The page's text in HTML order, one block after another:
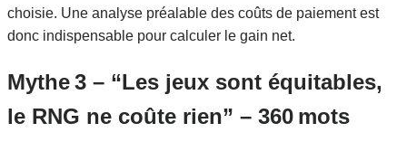
choisie. Une analyse préalable des coûts de paiement est
donc indispensable pour calculer le gain net.
Mythe 3 – “Les jeux sont équitables,
le RNG ne coûte rien” – 360 mots